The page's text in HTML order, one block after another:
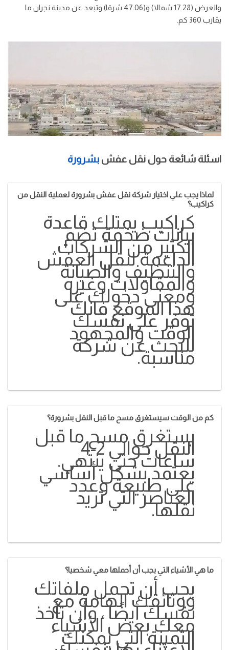
والعرض (17.28 شمالا) و(47.06 شرقا).وتبعد عن مدينة نجران ما
يقارب 360 كم.
اسئلة شائعة حول نقل عفش بشرورة
لماذا يجب علي اختيار شركة نقل عفش بشرورة لعملية النقل من
كراكيب؟
كراكيب يمتلك قاعدة
بيانات ضخمة تضم
الكثير من الشركات
الداعمة لنقل العفش
والتنظيف والصيانة
والمقاولات وغيره
ومعنى دخولك على
هذا الموقع فانك
توفر على نفسك
الوقت والمجهود
للبحث عن شركة
مناسبة.
كم من الوقت سيستغرق مسح ما قبل النقل بشرورة؟
يستغرق مسح ما قبل
النقل حوالي 2-4
ساعات حتى ينتهي.
يعتمد بشكل أساسي
على طبيعة وعدد
العناصر التي تريد
نقلها.
ما هي الأشياء التي يجب أن أحملها معي شخصيا؟
يجب أن تحمل ملفاتك
ووثائقك الهامة مع
نفسك أيضًا ، وأن تأخذ
معك بعض الأشياء
الثمينة التي يمكنك